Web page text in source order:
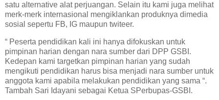
satu alternative alat perjuangan. Selain itu kami juga melihat
merk-merk internasional mengiklankan produknya dimedia
sosial sepertu FB, IG maupun twiteer.
“ Peserta pendidikan kali ini hanya difokuskan untuk
pimpinan harian dengan nara sumber dari DPP GSBI.
Kedepan kami targetkan pimpinan harian yang sudah
mengikuti pendidikan harus bisa menjadi nara sumber untuk
anggota kami apabila melakukan pendidikan yang sama “.
Tambah Sari Idayani sebagai Ketua SPerbupas-GSBI.